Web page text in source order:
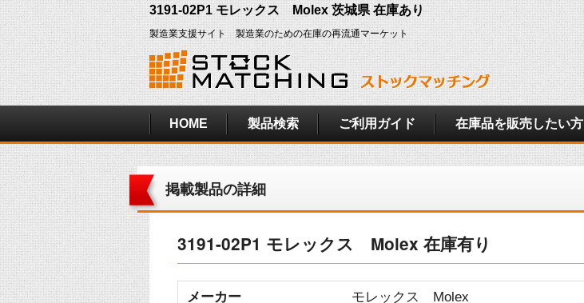
3191-02P1 モレックス Molex 茨城県 在庫あり
製造業支援サイト 製造業のための在庫の再流通マーケット
HOME 製品検索 ご利用ガイド 在庫品を販売したい方
掲載製品の詳細
3191-02P1 モレックス Molex 在庫有り
メーカー
モレックス Molex